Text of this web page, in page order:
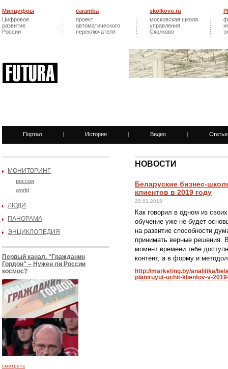
Минцифры
Цифровое
развитие
России
caramba
проект
автоматического
переключателя
skolkovo.ru
московская школа
управления
Сколково
Портал | История | Видео | Статьи
МОНИТОРИНГ
россия
world
ЛЮДИ
ПАНОРАМА
ЭНЦИКЛОПЕДИЯ
Первый канал. "Гражданин
Гордон" – Нужен ли России
космос?
смотреть
НОВОСТИ
Беларуские бизнес-
клиентов в 2019 году
29.01.2019
Как говорил в одном из
обучение уже не будет
на развитие способности
принимать верные решения.
момент времени тебе
контент, а в форму и
http://marketing.by/analitika/
planiruyut-uchit-klientov-v-